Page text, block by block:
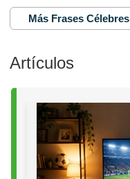
Más Frases Célebres
Artículos